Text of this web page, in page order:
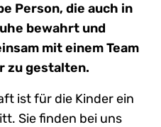
Person, die auch in
bewahrt und
mit einem Team
zu gestalten.
ist für die Kinder ein
Sie finden bei uns